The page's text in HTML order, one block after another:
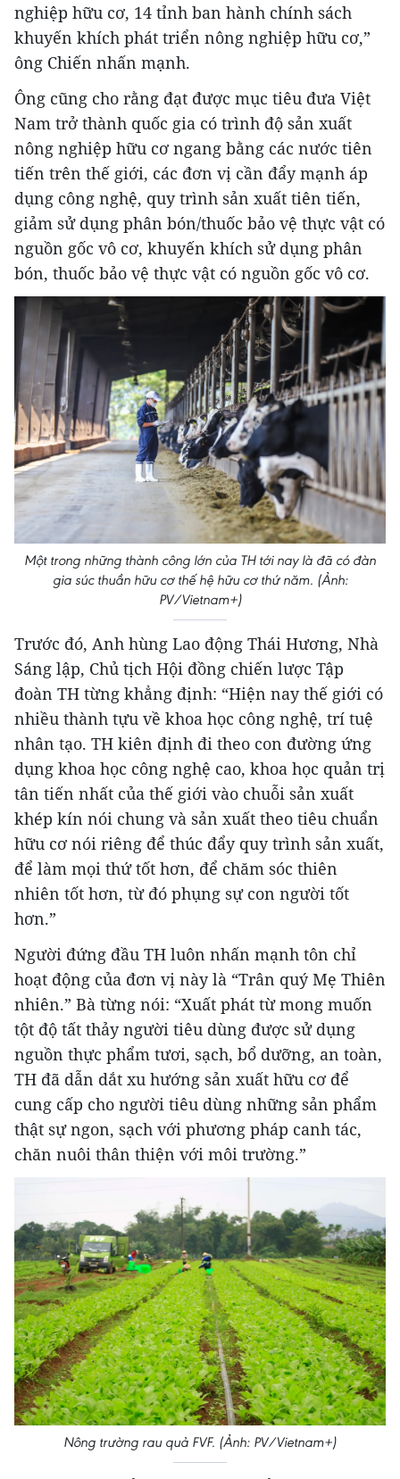
nghiệp hữu cơ, 14 tỉnh ban hành chính sách
khuyến khích phát triển nông nghiệp hữu cơ,”
ông Chiến nhấn mạnh.
Ông cũng cho rằng đạt được mục tiêu đưa Việt
Nam trở thành quốc gia có trình độ sản xuất
nông nghiệp hữu cơ ngang bằng các nước tiên
tiến trên thế giới, các đơn vị cần đẩy mạnh áp
dụng công nghệ, quy trình sản xuất tiên tiến,
giảm sử dụng phân bón/thuốc bảo vệ thực vật có
nguồn gốc vô cơ, khuyến khích sử dụng phân
bón, thuốc bảo vệ thực vật có nguồn gốc vô cơ.
Một trong những thành công lớn của TH tới nay là đã có đàn
gia súc thuần hữu cơ thế hệ hữu cơ thứ năm. (Ảnh:
PV/Vietnam+)
Trước đó, Anh hùng Lao động Thái Hương, Nhà
Sáng lập, Chủ tịch Hội đồng chiến lược Tập
đoàn TH từng khẳng định: “Hiện nay thế giới có
nhiều thành tựu về khoa học công nghệ, trí tuệ
nhân tạo. TH kiên định đi theo con đường ứng
dụng khoa học công nghệ cao, khoa học quản trị
tân tiến nhất của thế giới vào chuỗi sản xuất
khép kín nói chung và sản xuất theo tiêu chuẩn
hữu cơ nói riêng để thúc đẩy quy trình sản xuất,
để làm mọi thứ tốt hơn, để chăm sóc thiên
nhiên tốt hơn, từ đó phụng sự con người tốt
hơn.”
Người đứng đầu TH luôn nhấn mạnh tôn chỉ
hoạt động của đơn vị này là “Trân quý Mẹ Thiên
nhiên.” Bà từng nói: “Xuất phát từ mong muốn
tột độ tất thảy người tiêu dùng được sử dụng
nguồn thực phẩm tươi, sạch, bổ dưỡng, an toàn,
TH đã dẫn dắt xu hướng sản xuất hữu cơ để
cung cấp cho người tiêu dùng những sản phẩm
thật sự ngon, sạch với phương pháp canh tác,
chăn nuôi thân thiện với môi trường.”
Nông trường rau quả FVF. (Ảnh: PV/Vietnam+)